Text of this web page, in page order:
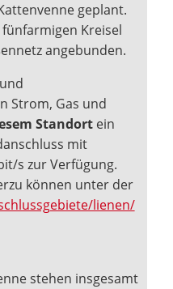
geplant.
Kreisel
angebunden.
Strom, Gas und
Standortein
mit
s zur Verfügung.
können unter der
lienen/
stehen insgesamt